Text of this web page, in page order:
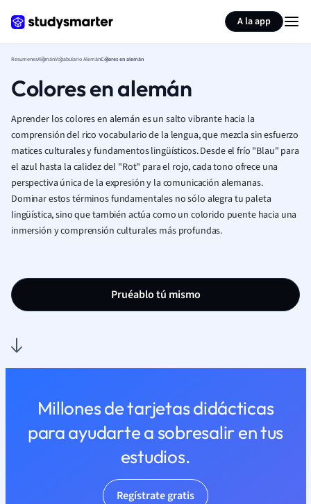
A la app
ResumenesAlemánVocabulario AlemánColores en alemán
Colores en alemán
Aprender los colores en alemán es un salto vibrante hacia la
comprensión del rico vocabulario de la lengua, que mezcla sin esfuerzo
matices culturales y fundamentos lingüísticos. Desde el frío "Blau" para
el azul hasta la calidez del "Rot" para el rojo, cada tono ofrece una
perspectiva única de la expresión y la comunicación alemanas.
Dominar estos términos fundamentales no sólo alegra tu paleta
lingüística, sino que también actúa como un colorido puente hacia una
inmersión y comprensión culturales más profundas.
Pruéablo tú mismo
Millones de tarjetas didácticas
para ayudarte a sobresalir en tus
estudios.
Regístrate gratis
Resumir página